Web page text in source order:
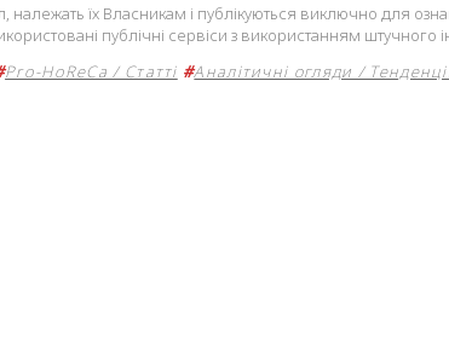
належать їх Власникам і публікуються виключно для
публічні сервіси з використанням штучного
Pro-HoReCa / Статті #Аналітичні огляди /